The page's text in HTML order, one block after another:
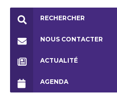
RECHERCHER
NOUS CONTACTER
ACTUALITÉ
AGENDA